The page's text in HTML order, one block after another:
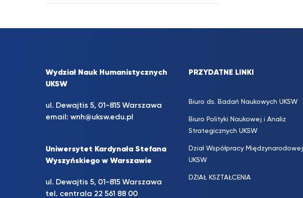
Wydział Nauk Humanistycznych
UKSW
ul. Dewajtis 5, 01-815 Warszawa
email: wnh@uksw.edu.pl
Uniwersytet Kardynała Stefana
Wyszyńskiego w Warszawie
ul. Dewajtis 5, 01-815 Warszawa
tel. centrala 22 561 88 00
PRZYDATNE LINKI
Biuro ds. Badań Naukowych UKSW
Biuro Polityki Naukowej i Analiz
Strategicznych UKSW
Dział Współpracy Międzynarodowej
UKSW
DZIAŁ KSZTAŁCENIA